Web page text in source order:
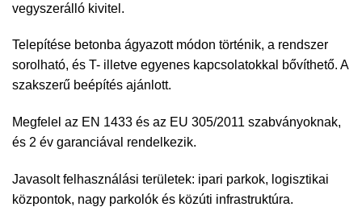
vegyszerálló kivitel.
Telepítése betonba ágyazott módon történik, a rendszer
sorolható, és T- illetve egyenes kapcsolatokkal bővíthető. A
szakszerű beépítés ajánlott.
Megfelel az EN 1433 és az EU 305/2011 szabványoknak,
és 2 év garanciával rendelkezik.
Javasolt felhasználási területek: ipari parkok, logisztikai
központok, nagy parkolók és közúti infrastruktúra.